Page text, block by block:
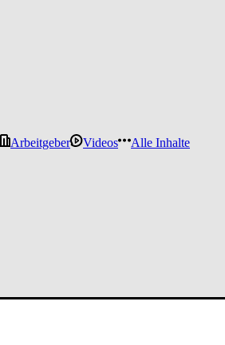
Arbeitgeber Videos
Alle Inhalte